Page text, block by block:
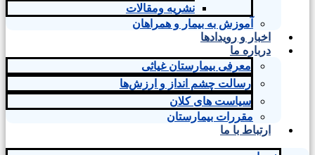
نشریه ومقالات
آموزش به بیمار و همراهان
اخبار و رویدادها
درباره ما
معرفی بیمارستان غیاثی
رسالت چشم انداز و ارزش‌ها
سیاست های کلان
مقررات بیمارستان
ارتباط با ما